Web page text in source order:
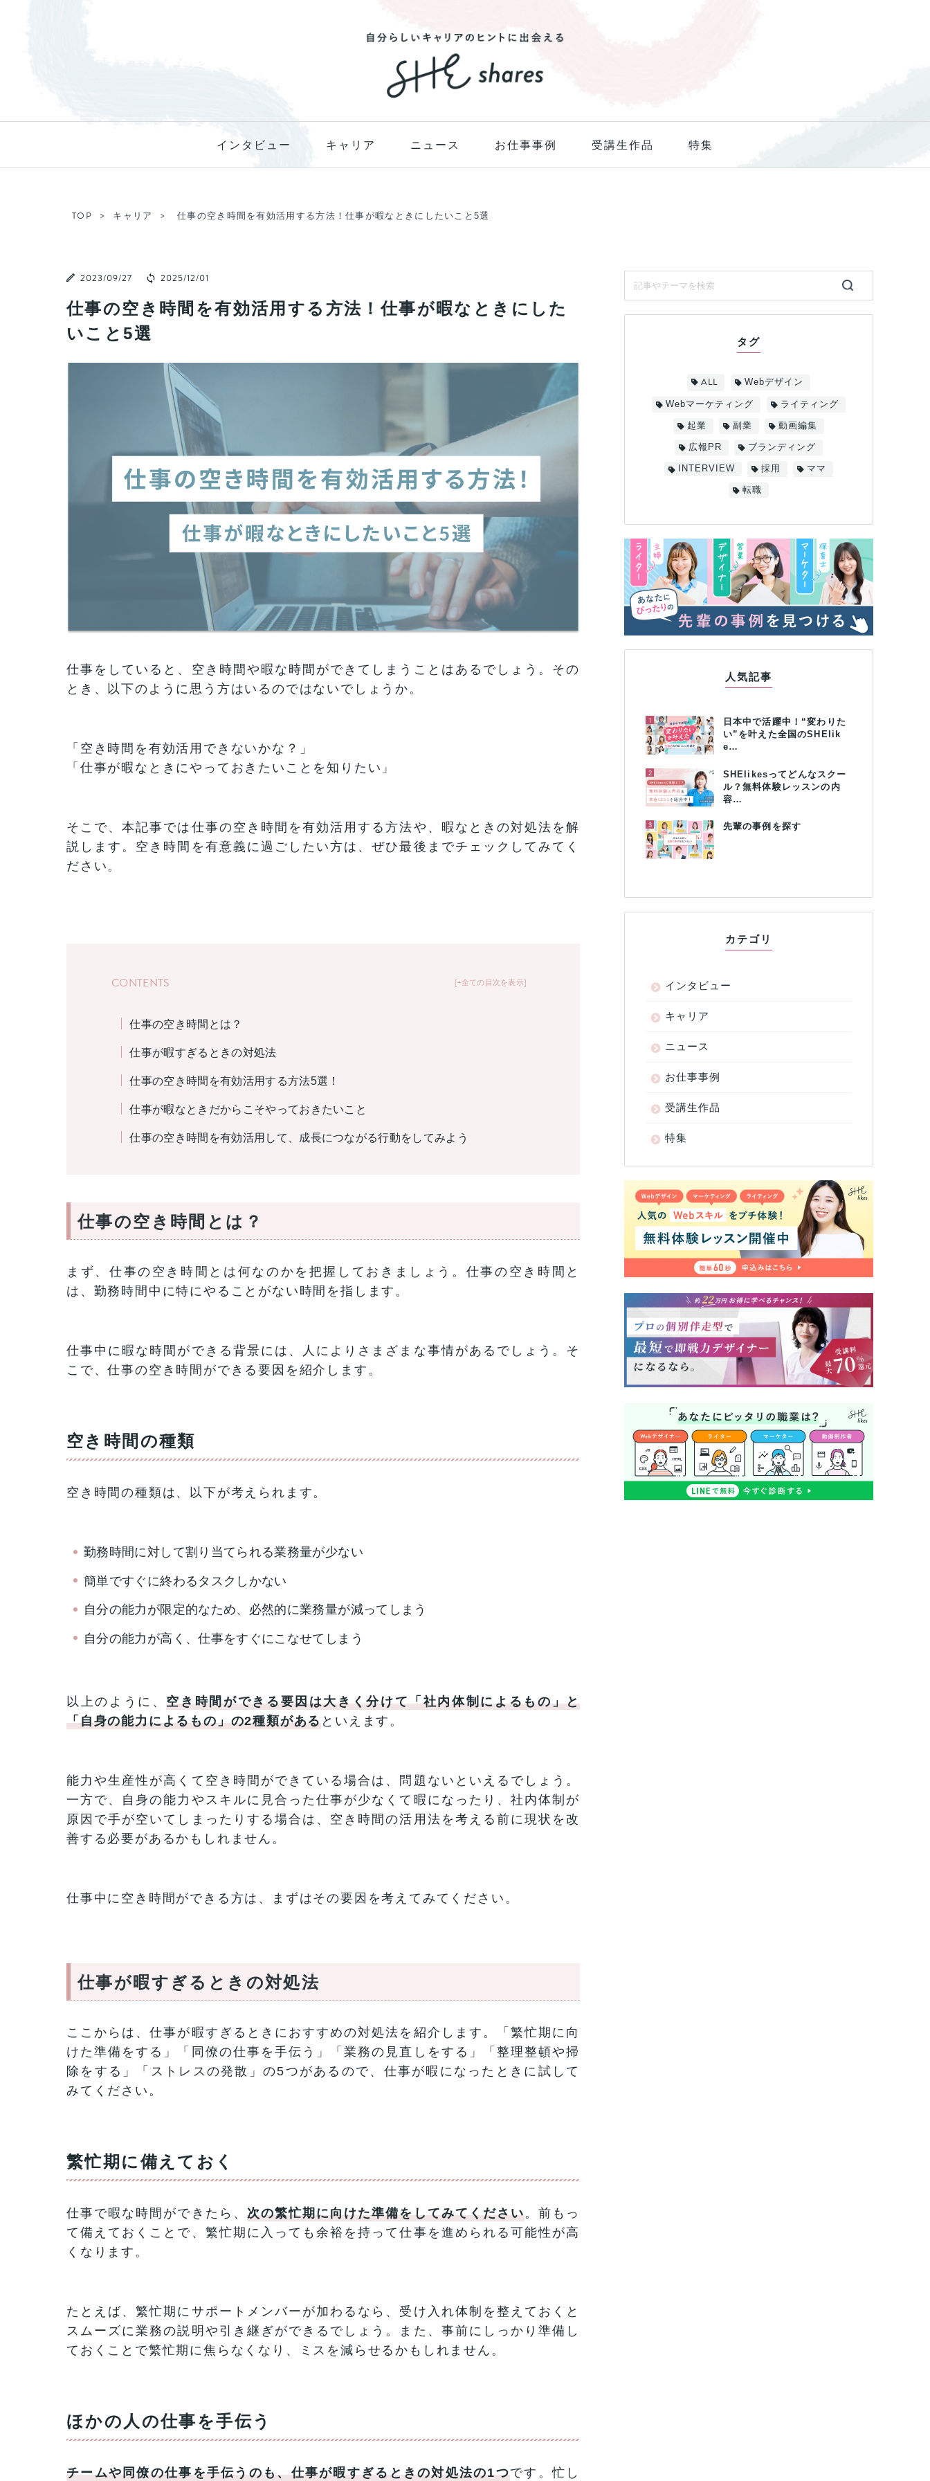
インタビュー キャリア ニュース お仕事事例 受講生作品 特集
TOP キャリア 仕事の空き時間を有効活用する方法！仕事が暇なときにしたいこと5選
2023/09/27 2025/12/01
仕事の空き時間を有効活用する方法！仕事が暇なときにした
いこと5選
仕事をしていると、空き時間や暇な時間ができてしまうことはあるでしょう。その
とき、以下のように思う方はいるのではないでしょうか。
「空き時間を有効活用できないかな？」
「仕事が暇なときにやっておきたいことを知りたい」
そこで、本記事では仕事の空き時間を有効活用する方法や、暇なときの対処法を解
説します。空き時間を有意義に過ごしたい方は、ぜひ最後までチェックしてみてく
ださい。
+全ての目次を表示
CONTENTS
仕事の空き時間とは？
仕事が暇すぎるときの対処法
仕事の空き時間を有効活用する方法5選！
仕事が暇なときだからこそやっておきたいこと
仕事の空き時間を有効活用して、成長につながる行動をしてみよう
仕事の空き時間とは？
まず、仕事の空き時間とは何なのかを把握しておきましょう。仕事の空き時間と
は、勤務時間中に特にやることがない時間を指します。
仕事中に暇な時間ができる背景には、人によりさまざまな事情があるでしょう。そ
こで、仕事の空き時間ができる要因を紹介します。
空き時間の種類
空き時間の種類は、以下が考えられます。
勤務時間に対して割り当てられる業務量が少ない
簡単ですぐに終わるタスクしかない
自分の能力が限定的なため、必然的に業務量が減ってしまう
自分の能力が高く、仕事をすぐにこなせてしまう
以上のように、空き時間ができる要因は大きく分けて「社内体制によるもの」と
「自身の能力によるもの」の2種類があるといえます。
能力や生産性が高くて空き時間ができている場合は、問題ないといえるでしょう。
一方で、自身の能力やスキルに見合った仕事が少なくて暇になったり、社内体制が
原因で手が空いてしまったりする場合は、空き時間の活用法を考える前に現状を改
善する必要があるかもしれません。
仕事中に空き時間ができる方は、まずはその要因を考えてみてください。
仕事が暇すぎるときの対処法
ここからは、仕事が暇すぎるときにおすすめの対処法を紹介します。「繁忙期に向
けた準備をする」「同僚の仕事を手伝う」「業務の見直しをする」「整理整頓や掃
除をする」「ストレスの発散」の5つがあるので、仕事が暇になったときに試して
みてください。
繁忙期に備えておく
仕事で暇な時間ができたら、 次の繁忙期に向けた準備をしてみてください。前もっ
て備えておくことで、繁忙期に入っても余裕を持って仕事を進められる可能性が高
くなります。
たとえば、繁忙期にサポートメンバーが加わるなら、受け入れ体制を整えておくと
スムーズに業務の説明や引き継ぎができるでしょう。また、事前にしっかり準備し
ておくことで繁忙期に焦らなくなり、ミスを減らせるかもしれません。
ほかの人の仕事を手伝う
チームや同僚の仕事を手伝うのも、仕事が暇すぎるときの対処法の1つです。忙し
タグ
ALL Webデザイン
Webマーケティング ライティング
起業 副業 動画編集
広報PR ブランディング
INTERVIEW 採用 ママ
転職
人気記事
1
日本中で活躍中！“変わりた
い”を叶えた全国のSHElik
e…
2
SHElikesってどんなスクー
ル？無料体験レッスンの内
容…
3 先輩の事例を探す
カテゴリ
インタビュー
キャリア
ニュース
お仕事事例
受講生作品
特集